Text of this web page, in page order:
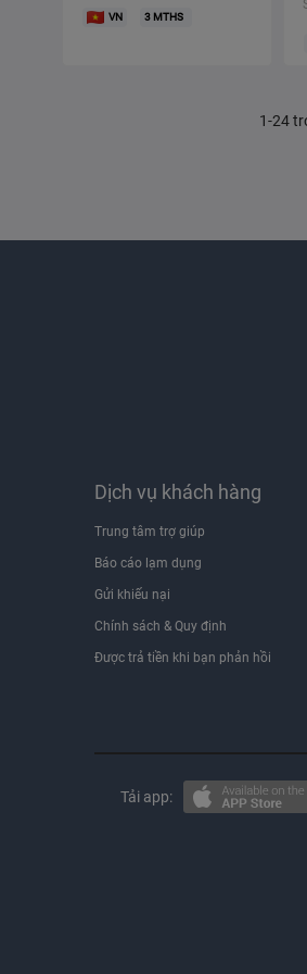
VN 3 MTHS
1-24
Dịch vụ khách hàng
Trung tâm trợ giúp
Báo cáo lạm dụng
Gửi khiếu nại
Chính sách & Quy định
Được trả tiền khi bạn phản hồi
Tải app: